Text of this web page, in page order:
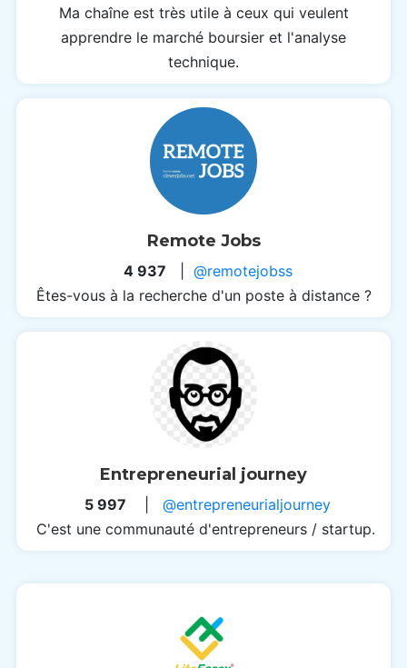
Ma chaîne est très utile à ceux qui veulent
apprendre le marché boursier et l'analyse
technique.
Remote Jobs
4 937
@remotejobss
Êtes-vous à la recherche d'un poste à distance ?
Entrepreneurial journey
5 997
@entrepreneurialjourney
C'est une communauté d'entrepreneurs / startup.